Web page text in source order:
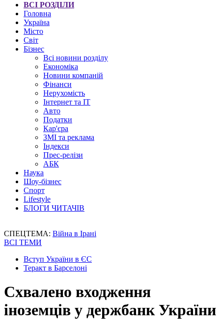
ВСІ РОЗДІЛИ
Головна
Україна
Місто
Світ
Бізнес
Всі новини розділу
Економіка
Новини компаній
Фінанси
Нерухомість
Інтернет та IT
Авто
Податки
Кар'єра
ЗМІ та реклама
Індекси
Прес-релізи
АБК
Наука
Шоу-бізнес
Спорт
Lifestyle
БЛОГИ ЧИТАЧІВ
СПЕЦТЕМА: Війна в Ірані
ВСІ ТЕМИ
Вступ України в ЄС
Теракт в Барселоні
Схвалено входження
іноземців у держбанк України